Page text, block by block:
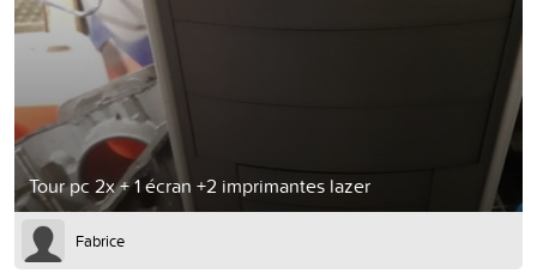
Tour pc 2x + 1 écran +2 imprimantes lazer
Fabrice